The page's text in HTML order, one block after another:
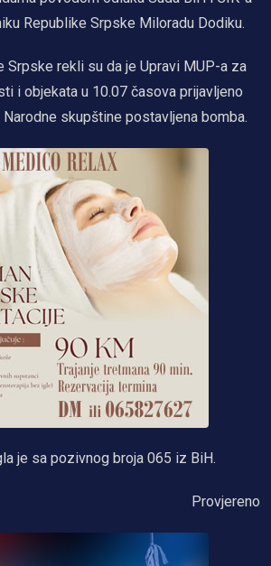
Republike Srpske Miloradu Dodiku.
Srpske rekli su da je Upravi MUP-a za
i objekata u 10.07 časova prijavljeno
skupštine postavljena bomba.
je sa pozivnog broja 065 iz BiH.
Provjereno